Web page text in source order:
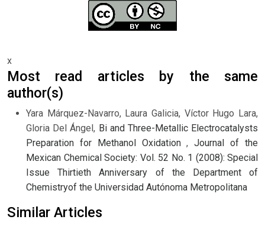
x
Most read articles by the same
author(s)
Yara Márquez-Navarro, Laura Galicia, Víctor Hugo Lara,
Gloria Del Ángel, Bi and Three-Metallic Electrocatalysts
Preparation for Methanol Oxidation,Journal of the
Mexican Chemical Society: Vol. 52 No. 1 (2008): Special
Issue Thirtieth Anniversary of the Department of
Chemistryof the Universidad Autónoma Metropolitana
Similar Articles